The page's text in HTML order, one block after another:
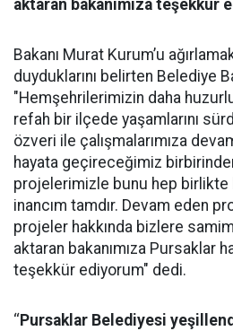
aktaran bakanımıza teşekkür
Bakanı Murat Kurum’u
duyduklarını belirten Belediye
"Hemşehrilerimizin daha
refah bir ilçede yaşamlarını
özveri ile çalışmalarımıza
hayata geçireceğimiz
projelerimizle bunu hep birlikte
inancım tamdır. Devam eden
projeler hakkında bizlere
aktaran bakanımıza Pursaklar
teşekkür ediyorum" dedi.
‘‘Pursaklar Belediyesi